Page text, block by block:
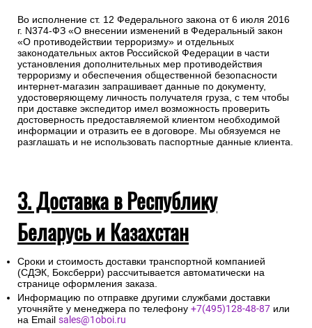
Для получении заказа в пункте выдачи ТК необходимо
предоставление паспорта.
Во исполнение ст. 12 Федерального закона от 6 июля 2016
г. N374-ФЗ «О внесении изменений в Федеральный закон
«О противодействии терроризму» и отдельных
законодательных актов Российской Федерации в части
установления дополнительных мер противодействия
терроризму и обеспечения общественной безопасности
интернет-магазин запрашивает данные по документу,
удостоверяющему личность получателя груза, с тем чтобы
при доставке экспедитор имел возможность проверить
3. Доставка в Республику
Беларусь и Казахстан
Сроки и стоимость доставки транспортной компанией
(СДЭК, Боксберри) рассчитывается автоматически на
странице оформления заказа.